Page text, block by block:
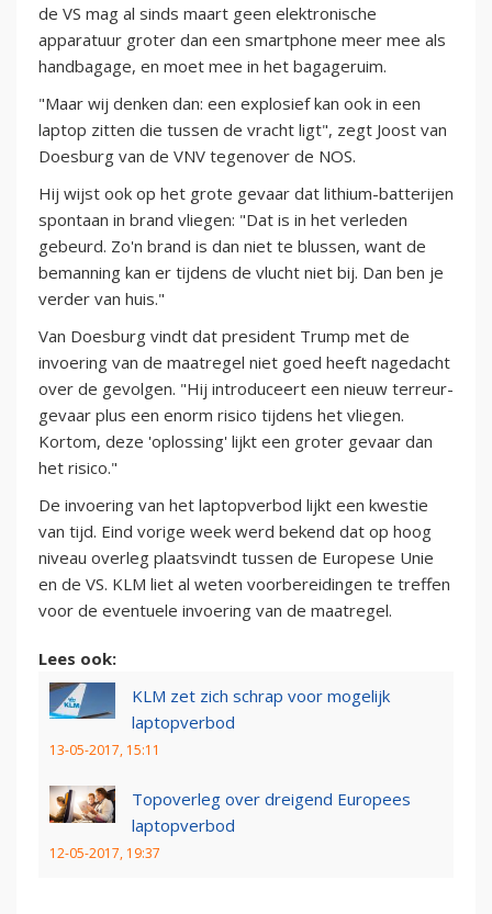
de VS mag al sinds maart geen elektronische
apparatuur groter dan een smartphone meer mee als
handbagage, en moet mee in het bagageruim.
"Maar wij denken dan: een explosief kan ook in een
laptop zitten die tussen de vracht ligt", zegt Joost van
Doesburg van de VNV tegenover de NOS.
Hij wijst ook op het grote gevaar dat lithium-batterijen
spontaan in brand vliegen: "Dat is in het verleden
gebeurd. Zo'n brand is dan niet te blussen, want de
bemanning kan er tijdens de vlucht niet bij. Dan ben je
verder van huis."
Van Doesburg vindt dat president Trump met de
invoering van de maatregel niet goed heeft nagedacht
over de gevolgen. "Hij introduceert een nieuw terreur-
gevaar plus een enorm risico tijdens het vliegen.
Kortom, deze 'oplossing' lijkt een groter gevaar dan
het risico."
De invoering van het laptopverbod lijkt een kwestie
van tijd. Eind vorige week werd bekend dat op hoog
niveau overleg plaatsvindt tussen de Europese Unie
en de VS. KLM liet al weten voorbereidingen te treffen
voor de eventuele invoering van de maatregel.
Lees ook:
KLM zet zich schrap voor mogelijk
laptopverbod
13-05-2017, 15:11
Topoverleg over dreigend Europees
laptopverbod
12-05-2017, 19:37